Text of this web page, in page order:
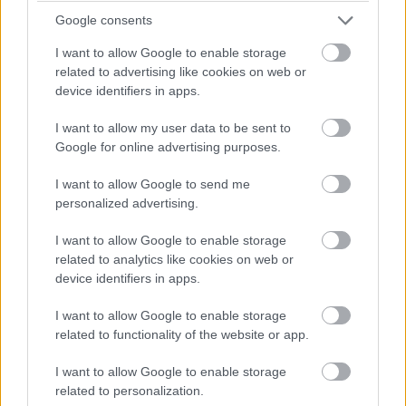
Google consents
I want to allow Google to enable storage
related to advertising like cookies on web or
device identifiers in apps.
I want to allow my user data to be sent to
Google for online advertising purposes.
I want to allow Google to send me
personalized advertising.
I want to allow Google to enable storage
related to analytics like cookies on web or
device identifiers in apps.
I want to allow Google to enable storage
related to functionality of the website or app.
I want to allow Google to enable storage
related to personalization.
A lépést a teheráni reformerek üdvözölték, a
konzervatívok viszont elítélték.
Az iráni Kibertér Legfelsőbb Tanácsa egyhangúlag
tilalmának feloldását - jelentette az állami média.
Teherán a 2022-es polgári zavargások hulláma idején
korlátozta a hozzáférést számos nyugati
üzenetküldőhöz és közösségi médiaplatformhoz.
kibertér legfelsőbb tanácsa tagjainak egyhangú
szavazatával feloldották" - jelentette az IRNA
hírügynökség a tanács Maszúd Peszkian elnök által
vezetett ülése után.